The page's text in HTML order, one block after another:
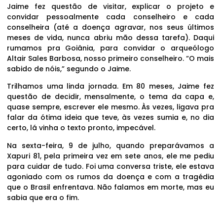
Jaime fez questão de visitar, explicar o projeto e
convidar pessoalmente cada conselheiro e cada
conselheira (até a doença agravar, nos seus últimos
meses de vida, nunca abriu mão dessa tarefa). Daqui
rumamos pra Goiânia, para convidar o arqueólogo
Altair Sales Barbosa, nosso primeiro conselheiro. “O mais
sabido de nóis,” segundo o Jaime.
Trilhamos uma linda jornada. Em 80 meses, Jaime fez
questão de decidir, mensalmente, o tema da capa e,
quase sempre, escrever ele mesmo. Às vezes, ligava pra
falar da ótima ideia que teve, às vezes sumia e, no dia
certo, lá vinha o texto pronto, impecável.
Na sexta-feira, 9 de julho, quando preparávamos a
Xapuri 81, pela primeira vez em sete anos, ele me pediu
para cuidar de tudo. Foi uma conversa triste, ele estava
agoniado com os rumos da doença e com a tragédia
que o Brasil enfrentava. Não falamos em morte, mas eu
sabia que era o fim.